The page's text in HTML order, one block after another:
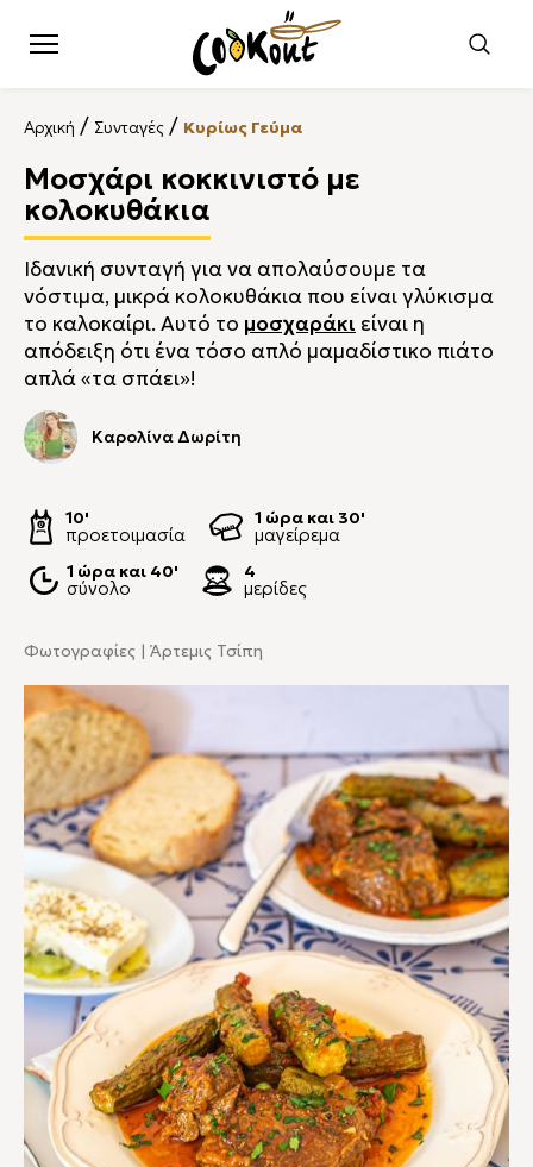
Αρχική / Συνταγές / Κυρίως Γεύμα
Μοσχάρι κοκκινιστό με
κολοκυθάκια
Ιδανική συνταγή για να απολαύσουμε τα
νόστιμα, μικρά κολοκυθάκια που είναι γλύκισμα
το καλοκαίρι. Αυτό το μοσχαράκι είναι η
απόδειξη ότι ένα τόσο απλό μαμαδίστικο πιάτο
απλά «τα σπάει»!
Καρολίνα Δωρίτη
10'
προετοιμασία
1 ώρα και 30'
μαγείρεμα
1 ώρα και 40'
σύνολο
4
μερίδες
Φωτογραφίες | Άρτεμις Τσίπη